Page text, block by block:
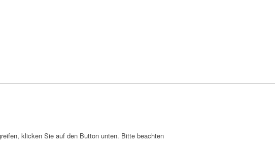
klicken Sie auf den Button unten. Bitte beachten